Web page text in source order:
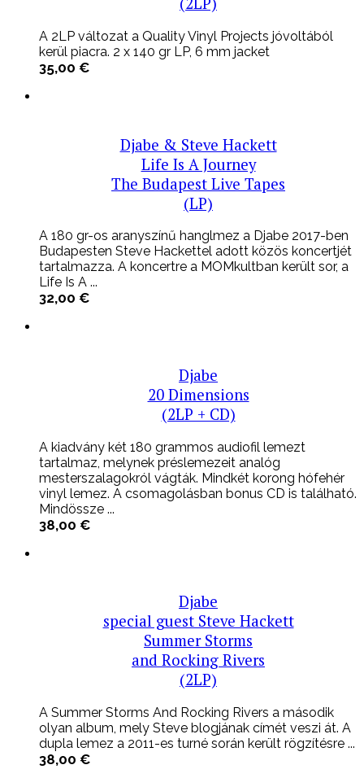
A 2LP változat a Quality Vinyl Projects jóvoltából
kerül piacra. 2 x 140 gr LP, 6 mm jacket
35,00 €
Djabe & Steve Hackett
Life Is A Journey
The Budapest Live Tapes
(LP)
A 180 gr-os aranyszínű hanglmez a Djabe 2017-ben
Budapesten Steve Hackettel adott közös koncertjét
tartalmazza. A koncertre a MOMkultban került sor, a
Life Is A ...
32,00 €
Djabe
20 Dimensions
(2LP + CD)
A kiadvány két 180 grammos audiofil lemezt
tartalmaz, melynek préslemezeit analóg
mesterszalagokról vágták. Mindkét korong hófehér
vinyl lemez. A csomagolásban bonus CD is található.
Mindössze ...
38,00 €
Djabe
special guest Steve Hackett
Summer Storms
and Rocking Rivers
(2LP)
A Summer Storms And Rocking Rivers a második
olyan album, mely Steve blogjának címét veszi át. A
dupla lemez a 2011-es turné során került rögzítésre ...
38,00 €